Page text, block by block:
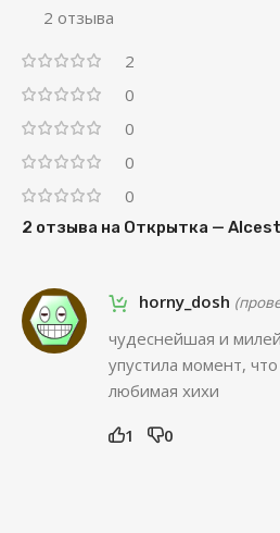
2 отзыва
2
0
0
0
0
2 отзыва на Открытка — Alcest
horny_dosh
чудеснейшая и
упустила момент,
любимая хихи
1 0